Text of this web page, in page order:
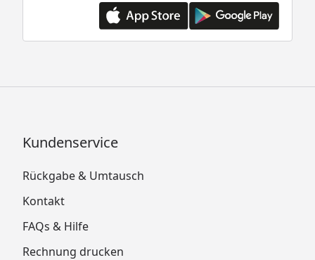
Kundenservice
Rückgabe & Umtausch
Kontakt
FAQs & Hilfe
Rechnung drucken